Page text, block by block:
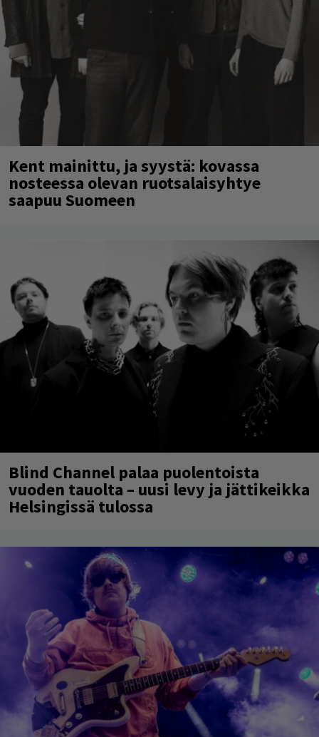
Kent mainittu, ja syystä: kovassa
nosteessa olevan ruotsalaisyhtye
saapuu Suomeen
Blind Channel palaa puolentoista
vuoden tauolta – uusi levy ja jättikeikka
Helsingissä tulossa